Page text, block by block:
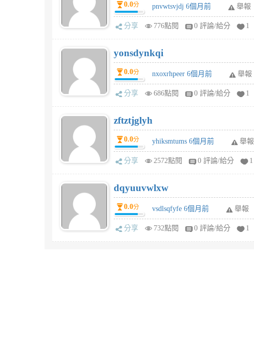
0.0分 pnvwtsvjdj 6個月前 舉報
分享 776點閱 0 評論/給分 1
yonsdynkqi
0.0分 nxoxrhpeer 6個月前 舉報
分享 686點閱 0 評論/給分 1
zftztjglyh
0.0分 yhiksmtums 6個月前 舉報
分享 2572點閱 0 評論/給分 1
dqyuuvwlxw
0.0分 vsdlsqfyfe 6個月前 舉報
分享 732點閱 0 評論/給分 1